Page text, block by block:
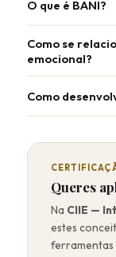
O que é BANI?
Como se
emocional?
Como
Queres
Na CIIE —
estes
ferramentas